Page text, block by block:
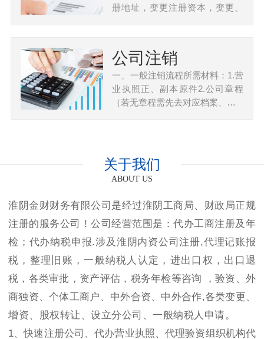
册地址，变更注册资本，变更、
公司注销
一、一般注销流程所需材料：1.营
业执照正、副本原件2.公司章程
（若无章程需先去对应档案、…
关于我们
ABOUT US
淮阴金财财务有限公司是经过淮阴工商局、财政局正规
注册的服务公司！公司经营范围是：代办工商注册及年
检；代办纳税申报.涉及淮阴内资公司注册,代理记账报
税，整理旧账，一般纳税人认定，进出口权，出口退
税，各类审批，资产评估，税务年检等咨询 ，验资、外
商独资、个体工商户、中外合资、中外合作,各类变更、
增资、股权转让、设立分公司、一般纳税人申请。
1、快速注册公司、代办营业执照、代理验资组织机构代